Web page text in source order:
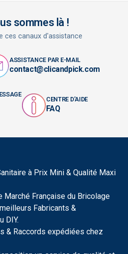
sommes là !
ces canaux d'assistance
ASSISTANCE PAR E-MAIL
contact@clicandpick.com
CENTRE D'AIDE
FAQ
à Prix Mini & Qualité Maxi
Marché Française du Bricolage
Fabricants &
DIY.
& Raccords expédiées chez